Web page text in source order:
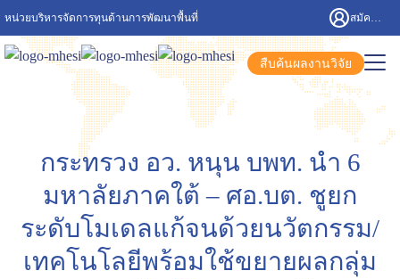
หน่วยบริหารจัดการทุนด้านการพัฒนาพื้นที่
สืบค้นผลงานวิจัย
กระทรวง อว. หนุน บพท. นำ 6
มหาลัยภาคใต้ – ศอ.บต. ชูยก
ระดับโมเดลแก้จนด้วยนวัตกรรม/
เทคโนโลยีพร้อมใช้ขยายผลกลุ่ม